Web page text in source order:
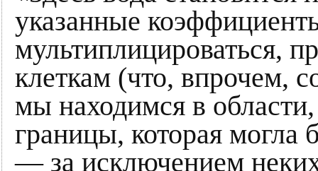
указанные
мультиплицироваться,
клеткам (что, впрочем,
мы находимся в
границы, которая могла
— за исключением